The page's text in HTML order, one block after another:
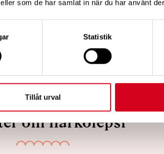
som de har samlat in när du har använt
Statistik
Tillåt urval
Tipsa
om narkolepsi